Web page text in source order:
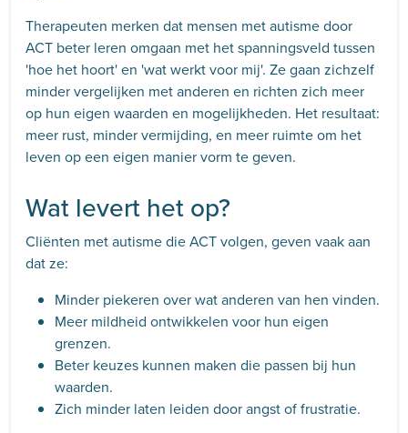
Therapeuten merken dat mensen met autisme door
ACT beter leren omgaan met het spanningsveld tussen
'hoe het hoort' en 'wat werkt voor mij'. Ze gaan zichzelf
minder vergelijken met anderen en richten zich meer
op hun eigen waarden en mogelijkheden. Het resultaat:
meer rust, minder vermijding, en meer ruimte om het
leven op een eigen manier vorm te geven.
Wat levert het op?
Cliënten met autisme die ACT volgen, geven vaak aan
dat ze:
Minder piekeren over wat anderen van hen vinden.
Meer mildheid ontwikkelen voor hun eigen
grenzen.
Beter keuzes kunnen maken die passen bij hun
waarden.
Zich minder laten leiden door angst of frustratie.